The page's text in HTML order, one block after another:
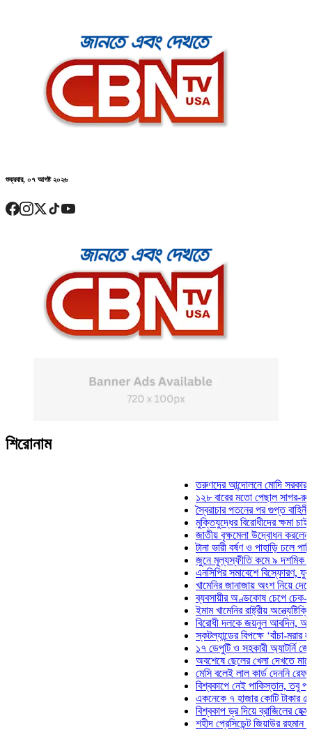
শুক্রবার, ০৭ আগষ্ট ২০২৬
শিরোনাম
তরুণদের আন্দোলনে মোদি সরকার দুর্বল
১২৮ বারের মতো পেছাল সাগর-রুনি
স্বৈরাচার পতনের পর গুপ্ত বাহিনীর
মুক্তিযুদ্ধের বিরোধীদের ক্ষমা চাইতে
জাতীয় বৃক্ষমেলা উদ্বোধন করলেন
টানা ভারী বর্ষণ ও পাহাড়ি ঢলে পানিবন্দি
জুনে মূল্যস্ফীতি কমে ৯ দশমিক ১৬
এনসিপির সমাবেশে বিস্ফোরণ,
খামেনির জানাজায় অংশ নিয়ে দেশে
ব্যবসায়ীর অণ্ডকোষ চেপে চেক-
ইমাম খামেনির রাষ্ট্রীয়
বিরোধী দলকে জয়নুল আবদিন, আপনারা
স্কটল্যান্ডের বিপক্ষে ‘বাঁচা-মরার
১৭ ডেপুটি ও সহকারী অ্যাটর্নি
অবশেষে ছেলের খেলা দেখতে মাঠে
মেসি বলেই লাল কার্ড দেননি রেফারি!
বিশ্বকাপে নেই পাকিস্তান, তবু
একনেকে ৭ হাজার কোটি টাকার ৫
বিশ্বকাপ ড্র দিয়ে ব্রাজিলের হেক্সা
শহীদ প্রেসিডেন্ট জিয়াউর রহমান